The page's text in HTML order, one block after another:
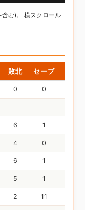
む)。 横スクロール
敗北 セーブ
0 0
6 1
4 0
6 1
5 1
2 11